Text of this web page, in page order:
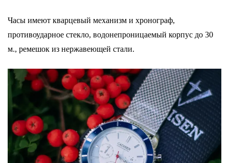
Часы имеют кварцевый механизм и хронограф,
противоударное стекло, водонепроницаемый корпус до 30
м., ремешок из нержавеющей стали. ⠀ ⠀